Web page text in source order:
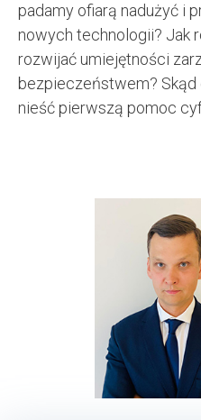
padamy ofiarą nadużyć i
nowych technologii? Jak
rozwijać umiejętności
bezpieczeństwem? Skąd
nieść pierwszą pomoc